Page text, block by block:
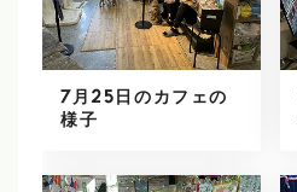
7月25日のカフェの
様子